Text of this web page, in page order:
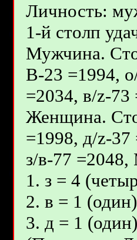
Личность:
1-й столп
Мужчина.
В-23 =1994,
=2034, в/z-
Женщина.
=1998, д/z-
з/в-77
1. з = 4
2. в = 1
3. д = 1